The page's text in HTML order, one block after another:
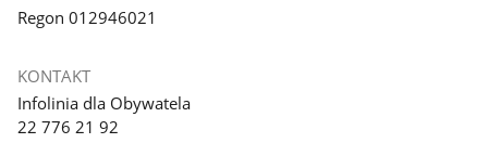
Regon 012946021
KONTAKT
Infolinia dla Obywatela
22 776 21 92